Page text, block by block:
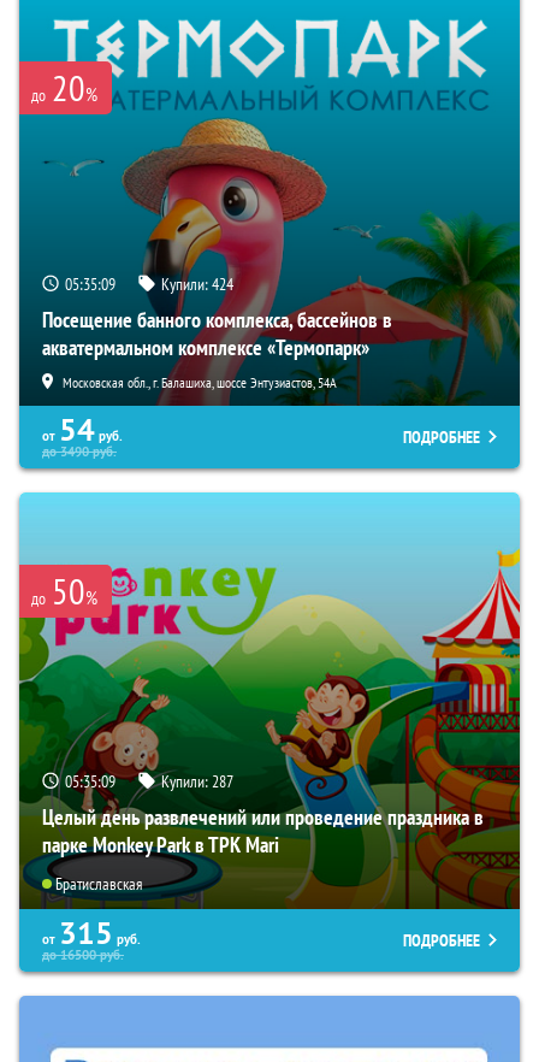
до 20%
05:35:08 Купили:424
Посещение банного комплекса, бассейнов в
акватермальном комплексе «Термопарк»
Московская обл., г. Балашиха, шоссе Энтузиастов, 54А
от 54 руб.
до3490руб.
ПОДРОБНЕЕ
до 50%
05:35:08 Купили:287
Целый день развлечений или проведение праздника в
парке Monkey Park в ТРК Mari
Братиславская
от 315 руб.
до16500руб.
ПОДРОБНЕЕ